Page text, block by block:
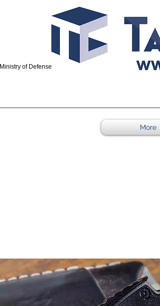
Ministry of Defense suppliers 0011011569
More